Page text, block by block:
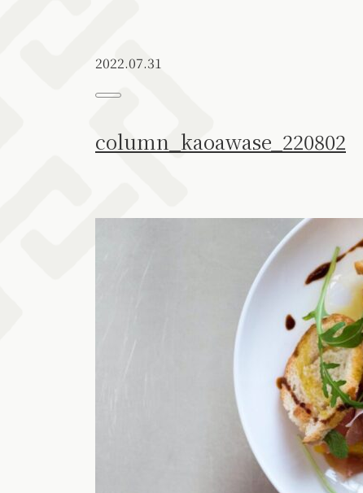
2022.07.31
column_kaoawase_220802